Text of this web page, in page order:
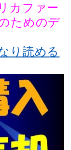
カファー
ためのデ
り読める